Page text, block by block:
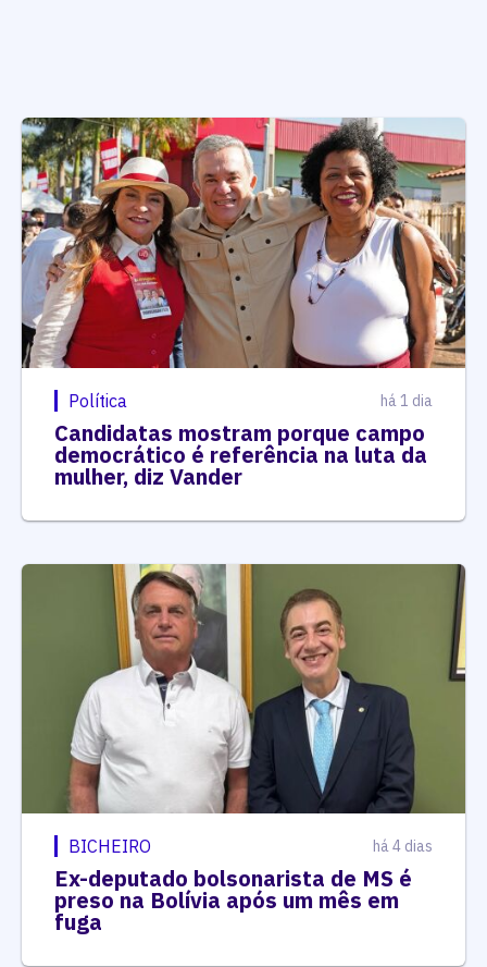
Política há 1 dia
Candidatas mostram porque campo
democrático é referência na luta da
mulher, diz Vander
BICHEIRO há 4 dias
Ex-deputado bolsonarista de MS é
preso na Bolívia após um mês em
fuga